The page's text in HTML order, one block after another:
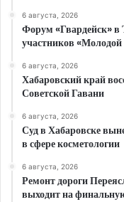
6 августа, 2026
Форум «Гвардейск» в
участников
6 августа, 2026
Хабаровский край
Советской Гавани
6 августа, 2026
Суд в Хабаровске
в сфере косметологии
6 августа, 2026
Ремонт дороги
выходит на